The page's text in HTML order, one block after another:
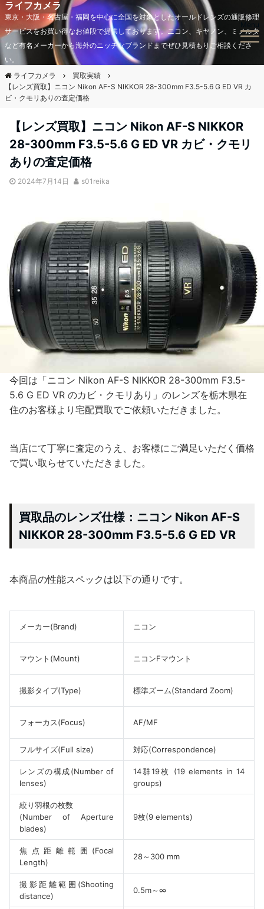
ライフカメラ
東京・大阪・名古屋・福岡を中心に全国を対象としたオールドレンズの通販修理
サービスをお買い得なお値段で提供しております。ニコン、キヤノン、ミノルタ
など有名メーカーから海外のニッチなブランドまでぜひ見積もりご相談くださ
い。
ライフカメラ
買取実績
【レンズ買取】ニコン Nikon AF-S NIKKOR 28-300mm F3.5-5.6 G ED VR カ
ビ・クモリありの査定価格
【レンズ買取】ニコン Nikon AF-S NIKKOR
28-300mm F3.5-5.6 G ED VR カビ・クモリ
ありの査定価格
2024年7月14日 s01reika
今回は「ニコン Nikon AF-S NIKKOR 28-300mm F3.5-
5.6 G ED VR のカビ・クモリあり」のレンズを栃木県在
住のお客様より宅配買取でご依頼いただきました。
当店にて丁寧に査定のうえ、お客様にご満足いただく価格
で買い取らせていただきました。
買取品のレンズ仕様：ニコン Nikon AF-S
NIKKOR 28-300mm F3.5-5.6 G ED VR
本商品の性能スペックは以下の通りです。
メーカー(Brand) ニコン
マウント(Mount) ニコンFマウント
撮影タイプ(Type) 標準ズーム(Standard Zoom)
フォーカス(Focus) AF/MF
フルサイズ(Full size) 対応(Correspondence)
レンズの構成(Number of
lenses)
14群19枚 (19 elements in 14
groups)
絞り羽根の枚数
(Number of Aperture
blades)
9枚(9 elements)
焦点距離範囲(Focal
Length)
28～300 mm
撮影距離範囲(Shooting
distance)
0.5m～∞